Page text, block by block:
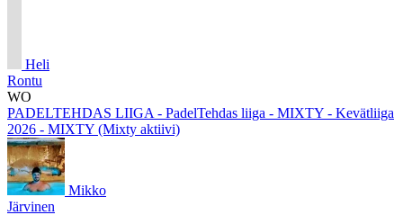
Heli
Rontu
WO
PADELTEHDAS LIIGA - PadelTehdas liiga - MIXTY - Kevätliiga
2026 - MIXTY (Mixty aktiivi)
Mikko
Järvinen